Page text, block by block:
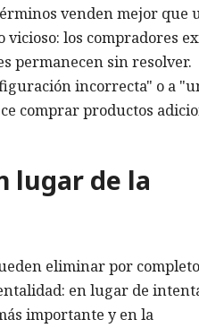
venden mejor que
los compradores
permanecen sin resolver.
incorrecta" o a
comprar productos
lugar de la
eliminar por
en lugar de
importante y en la